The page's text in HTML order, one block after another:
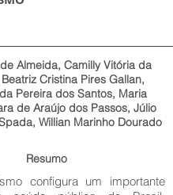
Almeida, Camilly Vitória da
Cristina Pires Gallan,
Pereira dos Santos, Maria
de Araújo dos Passos, Júlio
Willian Marinho Dourado
Resumo
configura um importante